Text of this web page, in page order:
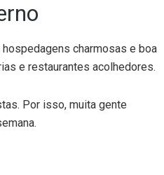
charmosas e boa
e restaurantes acolhedores.
Por isso, muita gente